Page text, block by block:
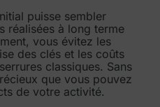
puisse sembler
réalisées à long terme
vous évitez les
des clés et les coûts
classiques. Sans
que vous pouvez
de votre activité.